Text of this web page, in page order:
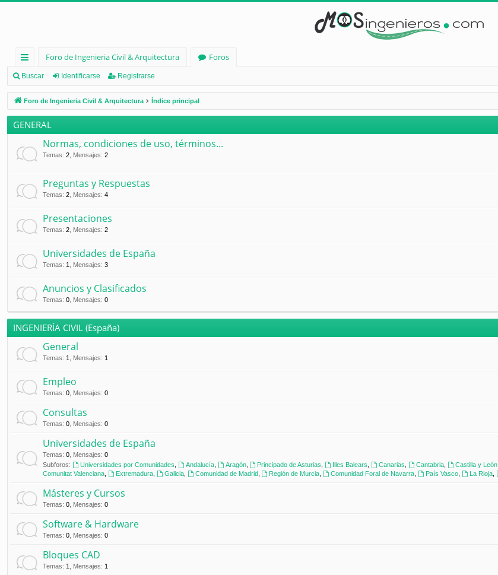
nl
ac
es
rá
pi
os
Foro de Ingenieria Civil & Arquitectura
Foros
Buscar Identificarse Registrarse
Foro de Ingenieria Civil & Arquitectura Índice principal
GENERAL
Normas, condiciones de uso, términos...
Temas: 2 Mensajes: 2
Preguntas y Respuestas
Temas: 2 Mensajes: 4
Presentaciones
Temas: 2 Mensajes: 2
Universidades de España
Temas: 1 Mensajes: 3
Anuncios y Clasificados
Temas: 0 Mensajes: 0
INGENIERÍA CIVIL (España)
General
Temas: 1 Mensajes: 1
Empleo
Temas: 0 Mensajes: 0
Consultas
Temas: 0 Mensajes: 0
Universidades de España
Temas: 0 Mensajes: 0
Subforos:
Universidades por Comunidades Andalucía, Aragón, Principado de Asturias Illes Balears Canarias Cantabria, Castilla y León,
Comunitat Valenciana
Extremadura, Galicia, Comunidad de Madrid, Región de Murcia Comunidad Foral de Navarra País Vasco La Rioja,
Másteres y Cursos
Temas: 0 Mensajes: 0
Software & Hardware
Temas: 0 Mensajes: 0
Bloques CAD
Temas: 1 Mensajes: 1